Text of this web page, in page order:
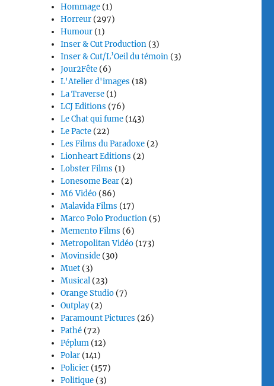
Hommage (1)
Horreur (297)
Humour (1)
Inser & Cut Production (3)
Inser & Cut/L’Oeil du témoin (3)
Jour2Fête (6)
L'Atelier d'images (18)
La Traverse (1)
LCJ Editions (76)
Le Chat qui fume (143)
Le Pacte (22)
Les Films du Paradoxe (2)
Lionheart Editions (2)
Lobster Films (1)
Lonesome Bear (2)
M6 Vidéo (86)
Malavida Films (17)
Marco Polo Production (5)
Memento Films (6)
Metropolitan Vidéo (173)
Movinside (30)
Muet (3)
Musical (23)
Orange Studio (7)
Outplay(2)
Paramount Pictures (26)
Pathé (72)
Péplum (12)
Polar (141)
Policier (157)
Politique (3)